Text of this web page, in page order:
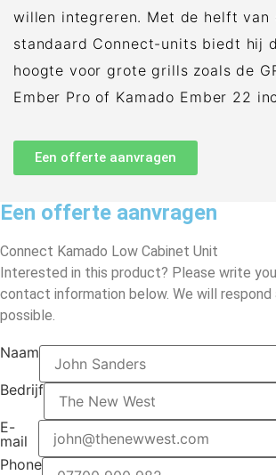
willen integreren. Met de helft van
standaard Connect-units biedt hij
hoogte voor grote grills zoals de
Ember Pro of Kamado Ember 22
Een offerte aanvragen
Een offerte aanvragen
Connect Kamado Low Cabinet Unit
Interested in this product? Please write
contact information below. We will respond
possible.
Naam
Bedrijf
E-
mail
Phone